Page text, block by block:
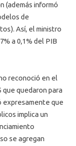
(además informó
de
Así, el ministro
a 0,1% del PIB
reconoció en el
quedaron para
expresamente que
implica un
se agregan